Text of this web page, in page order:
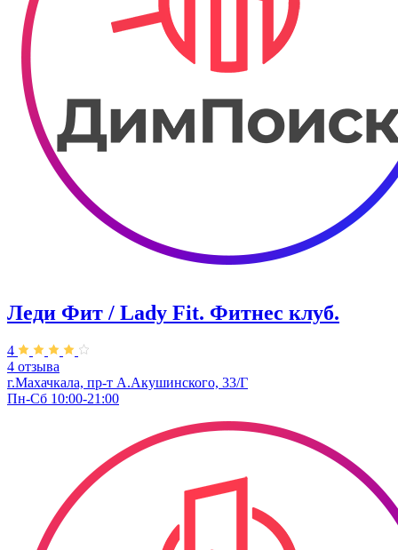
Леди Фит / Lady Fit. Фитнес клуб.
4
4 отзыва
г.Махачкала, пр-т А.Акушинского, 33/Г
Пн-Сб 10:00-21:00